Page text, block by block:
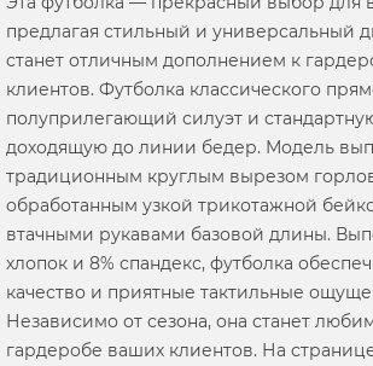
предлагая стильный и универсальный
станет отличным дополнением к
клиентов. Футболка классического
полуприлегающий силуэт и
доходящую до линии бедер. Модель
традиционным круглым вырезом
обработанным узкой трикотажной
втачными рукавами базовой длины.
хлопок и 8% спандекс, футболка
качество и приятные тактильные
Независимо от сезона, она станет
гардеробе ваших клиентов. На